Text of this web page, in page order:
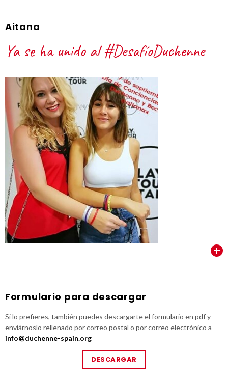
Aitana
Ya se ha unido al #DesafíoDuchenne
Formulario para descargar
Si lo prefieres, también puedes descargarte el formulario en pdf y
enviárnoslo rellenado por correo postal o por correo electrónico a
info@duchenne-spain.org
DESCARGAR